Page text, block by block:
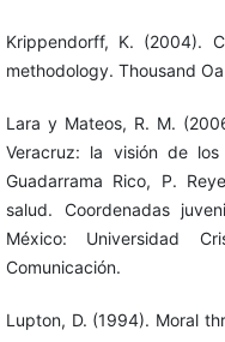
Krippendorff, K. (2004).
methodology. Thousand
Lara y Mateos, R. M.
Veracruz: la visión de
Guadarrama Rico, P.
salud. Coordenadas
México: Universidad
Comunicación.
Lupton, D. (1994). Moral